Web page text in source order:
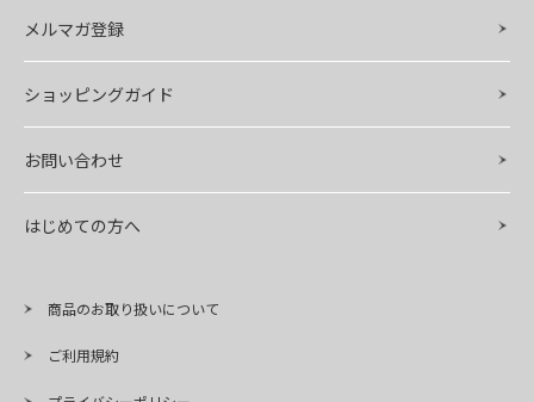
メルマガ登録
ショッピングガイド
お問い合わせ
はじめての方へ
商品のお取り扱いについて
ご利用規約